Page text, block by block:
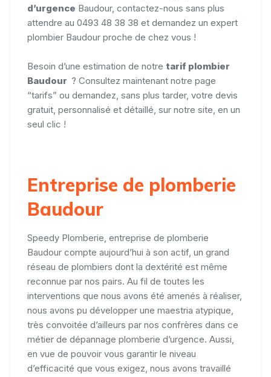
d’urgence Baudour, contactez-nous sans plus
attendre au 0493 48 38 38 et demandez un expert
plombier Baudour proche de chez vous !
Besoin d’une estimation de notre tarif plombier
Baudour ? Consultez maintenant notre page
“tarifs” ou demandez, sans plus tarder, votre devis
gratuit, personnalisé et détaillé, sur notre site, en un
seul clic !
Entreprise de plomberie
Baudour
Speedy Plomberie, entreprise de plomberie
Baudour compte aujourd’hui à son actif, un grand
réseau de plombiers dont la dextérité est même
reconnue par nos pairs. Au fil de toutes les
interventions que nous avons été amenés à réaliser,
nous avons pu développer une maestria atypique,
très convoitée d’ailleurs par nos confrères dans ce
métier de dépannage plomberie d’urgence. Aussi,
en vue de pouvoir vous garantir le niveau
d’efficacité que vous exigez, nous avons travaillé